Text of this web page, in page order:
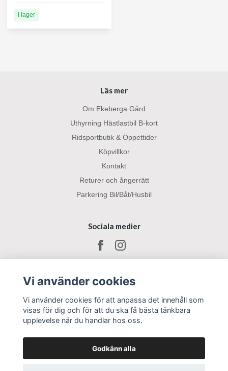
I lager
Läs mer
Om Ekeberga Gård
Uthyrning Hästlastbil B-kort
Ridsportbutik & Öppettider
Köpvillkor
Kontakt
Returer och ångerrätt
Parkering Bil/Båt/Husbil
Sociala medier
Vi använder cookies
Vi använder cookies för att anpassa det innehåll som
visas för dig och för att du ska få bästa tänkbara
upplevelse när du handlar hos oss.
Godkänn alla